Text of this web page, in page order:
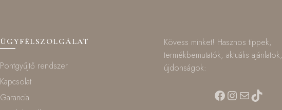
ÜGYFÉLSZOLGÁLAT
Pontgyűjtő rendszer
Kapcsolat
Garancia
Kövess minket! Hasznos tippek,
termékbemutatók, aktuális ajánlatok,
újdonságok:
Facebook
Instagram
MailTikTok